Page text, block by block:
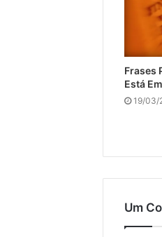
Frases
Está
19/03/
Um